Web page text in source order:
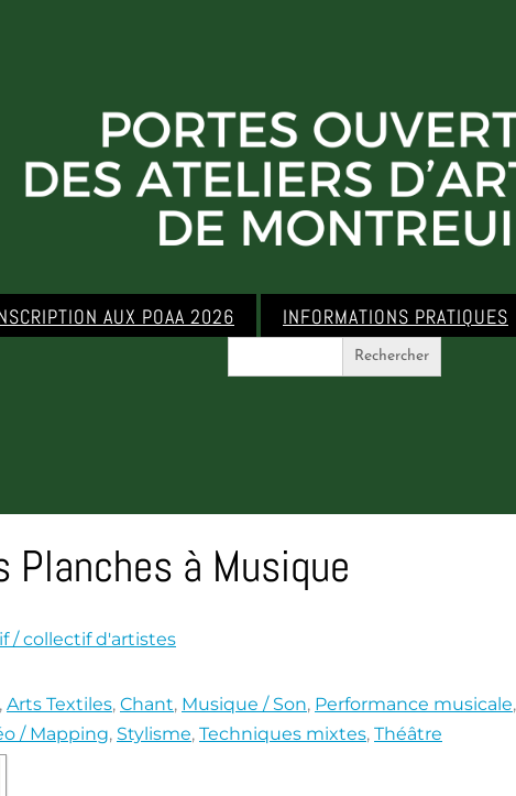
AUX POAA 2026 INFORMATIONS PRATIQUES
Search
Planches à Musique
/ collectif d'artistes
, Arts Textiles, Chant, Musique / Son, Performance musicale,
/ Mapping, Stylisme, Techniques mixtes, Théâtre